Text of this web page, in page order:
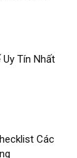
Tín Nhất
Các